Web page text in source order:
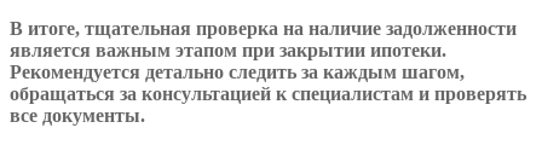
В итоге, тщательная проверка на наличие задолженности
является важным этапом при закрытии ипотеки.
Рекомендуется детально следить за каждым шагом,
обращаться за консультацией к специалистам и проверять
все документы.